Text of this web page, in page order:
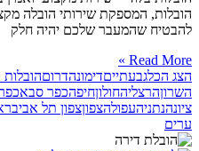
הובלות, המספקת שירותי הובלה
להבטיח שהמעבר שלכם יהיה חלק
Read More »
הצג הכלגבעתייםדימונהדרום
השרוןהרצליהחולוןחיפהכפר סבא
ציונהנתניהעפולהצפוןצפון תל אביב
ערים